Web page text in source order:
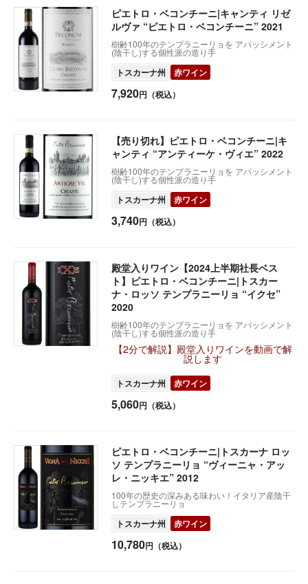
ピエトロ・ベコンチーニ|キャンティ リゼ
ルヴァ “ピエトロ・ベコンチーニ” 2021
樹齢100年のテンプラニーリョを アパッシメント
(陰干し)する個性派の造り手
トスカーナ州 赤ワイン
7,920円（税込）
【売り切れ】ピエトロ・ベコンチーニ|キ
ャンティ “アンティーケ・ヴィエ” 2022
樹齢100年のテンプラニーリョを アパッシメント
(陰干し)する個性派の造り手
トスカーナ州 赤ワイン
3,740円（税込）
殿堂入りワイン【2024上半期社長ベス
ト】ピエトロ・ベコンチーニ|トスカー
ナ・ロッソ テンプラニーリョ “イクセ”
2020
樹齢100年のテンプラニーリョを アパッシメント
(陰干し)する個性派の造り手
【2分で解説】殿堂入りワインを動画で解
説します
トスカーナ州 赤ワイン
5,060円（税込）
ピエトロ・ベコンチーニ|トスカーナ ロッ
ソ テンプラニーリョ “ヴィーニャ・アッ
レ・ニッキエ” 2012
100年の歴史の深みある味わい！イタリア産陰干
しテンプラニーリョ
トスカーナ州 赤ワイン
10,780円（税込）